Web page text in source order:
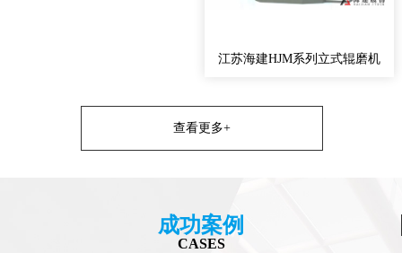
江苏海建HJM系列立式辊磨机
查看更多+
成功案例
CASES